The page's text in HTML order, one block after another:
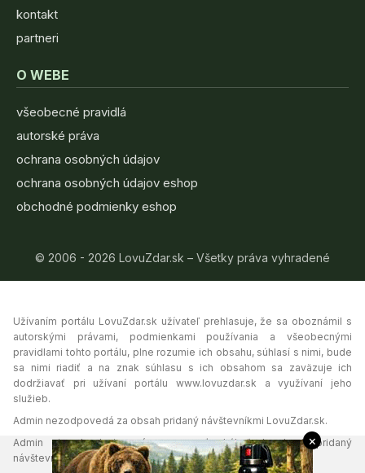
kontakt
partneri
O WEBE
všeobecné pravidlá
autorské práva
ochrana osobných údajov
ochrana osobných údajov eshop
obchodné podmienky eshop
© 2006 - 2026 LovuZdar.sk – Všetky práva vyhradené
Užívaním portálu LovuZdar.sk užívateľ prehlasuje, že sa oboznámil s
autorskými právami, podmienkami používania a všeobecnými
pravidlami tohto portálu, plne rozumie ich obsahu, súhlasí s nimi, bude
sa nimi riadiť a na znak súhlasu s ich obsahom sa zaväzuje ich
dodržiavať pri užívaní portálu www.lovuzdar.sk a využívaní jeho
služieb.
Admin nezodpovedá za obsah pridaný návštevníkmi LovuZdar.sk.
Admin si vyhradzuje právo vymazať akýkoľvek obsah pridaný
návštevníkmi portálu, ak tak uzná za vhodné.
×